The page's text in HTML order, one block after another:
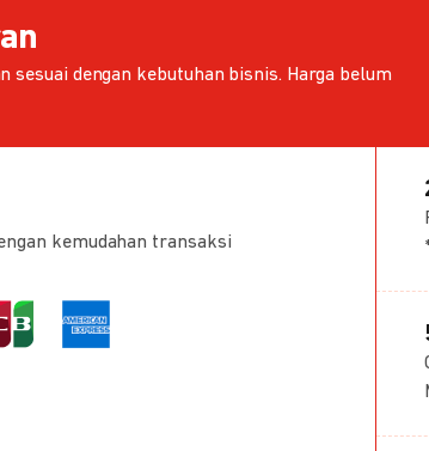
sesuai dengan kebutuhan bisnis. Harga belum
kemudahan transaksi